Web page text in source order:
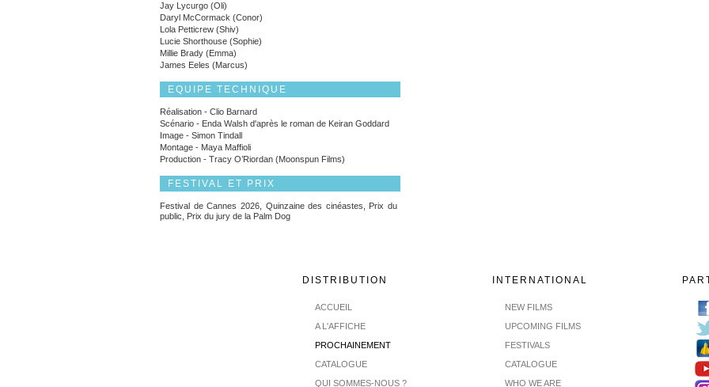
Jay Lycurgo (Oli)
Daryl McCormack (Conor)
Lola Petticrew (Shiv)
Lucie Shorthouse (Sophie)
Millie Brady (Emma)
James Eeles (Marcus)
EQUIPE TECHNIQUE
Réalisation - Clio Barnard
Scénario - Enda Walsh d'après le roman de Keiran Goddard
Image - Simon Tindall
Montage - Maya Maffioli
Production - Tracy O’Riordan (Moonspun Films)
FESTIVAL ET PRIX
Festival de Cannes 2026, Quinzaine des cinéastes, Prix du
public, Prix du jury de la Palm Dog
DISTRIBUTION
ACCUEIL
A L'AFFICHE
PROCHAINEMENT
CATALOGUE
QUI SOMMES-NOUS ?
INTERNATIONAL
NEW FILMS
UPCOMING FILMS
FESTIVALS
CATALOGUE
WHO WE ARE